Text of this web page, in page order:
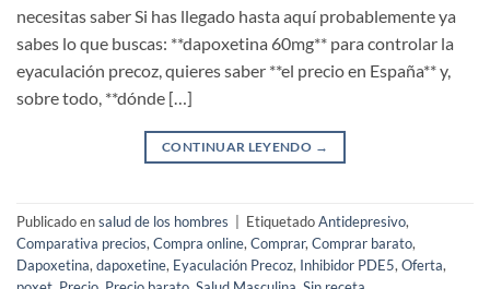
necesitas saber Si has llegado hasta aquí probablemente ya
sabes lo que buscas: **dapoxetina 60mg** para controlar la
eyaculación precoz, quieres saber **el precio en España** y,
sobre todo, **dónde […]
CONTINUAR LEYENDO →
Publicado ensalud de los hombres EtiquetadoAntidepresivo,
Comparativa precios, Compra online, Comprar, Comprar barato,
Dapoxetina, dapoxetine, Eyaculación Precoz, Inhibidor PDE5, Oferta,